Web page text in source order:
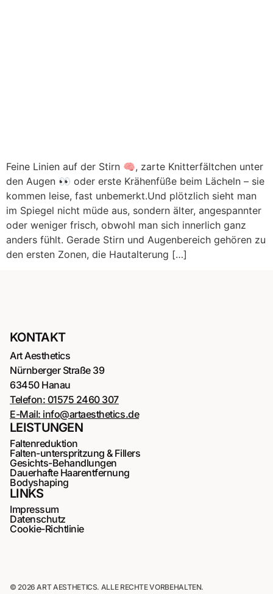
Feine Linien auf der Stirn 🧠, zarte Knitterfältchen unter
den Augen 👀 oder erste Krähenfüße beim Lächeln – sie
kommen leise, fast unbemerkt.Und plötzlich sieht man
im Spiegel nicht müde aus, sondern älter, angespannter
oder weniger frisch, obwohl man sich innerlich ganz
anders fühlt. Gerade Stirn und Augenbereich gehören zu
den ersten Zonen, die Hautalterung […]
KONTAKT
Art Aesthetics
Nürnberger Straße 39
63450 Hanau
Telefon: 01575 2460 307
E-Mail: info@artaesthetics.de
LEISTUNGEN
Faltenreduktion
Falten-unterspritzung & Fillers
Gesichts-Behandlungen
Dauerhafte Haarentfernung
Bodyshaping
LINKS
Impressum
Datenschutz
Cookie-Richtlinie
© 2026 ART AESTHETICS. ALLE RECHTE VORBEHALTEN.